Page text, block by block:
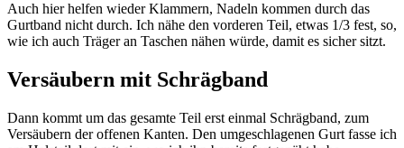
Auch hier helfen wieder Klammern, Nadeln kommen durch das
Gurtband nicht durch. Ich nähe den vorderen Teil, etwas 1/3 fest, so,
wie ich auch Träger an Taschen nähen würde, damit es sicher sitzt.
Versäubern mit Schrägband
Dann kommt um das gesamte Teil erst einmal Schrägband, zum
Versäubern der offenen Kanten. Den umgeschlagenen Gurt fasse ich